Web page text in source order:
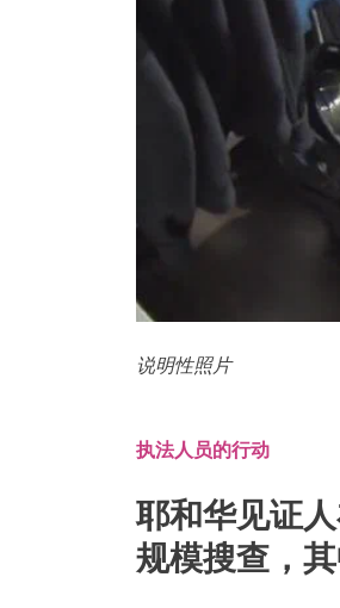
说明性照片
执法人员的行动
耶和华见证
规模搜查，